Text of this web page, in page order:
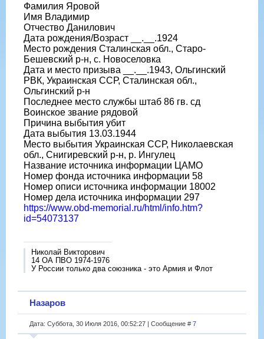
Фамилия Яровой
Имя Владимир
Отчество Данилович
Дата рождения/Возраст __.__.1924
Место рождения Сталинская обл., Старо-
Бешевский р-н, с. Новоселовка
Дата и место призыва __.__.1943, Ольгинский
РВК, Украинская ССР, Сталинская обл.,
Ольгинский р-н
Последнее место службы штаб 86 гв. сд
Воинское звание рядовой
Причина выбытия убит
Дата выбытия 13.03.1944
Место выбытия Украинская ССР, Николаевская
обл., Снигиревский р-н, р. Ингулец
Название источника информации ЦАМО
Номер фонда источника информации 58
Номер описи источника информации 18002
Номер дела источника информации 297
https://www.obd-memorial.ru/html/info.htm?
id=54073137
Николай Викторович
14 ОА ПВО 1974-1976
У России только два союзника - это Армия и Флот
Назаров
Дата: Суббота, 30 Июля 2016, 00:52:27 | Сообщение # 7